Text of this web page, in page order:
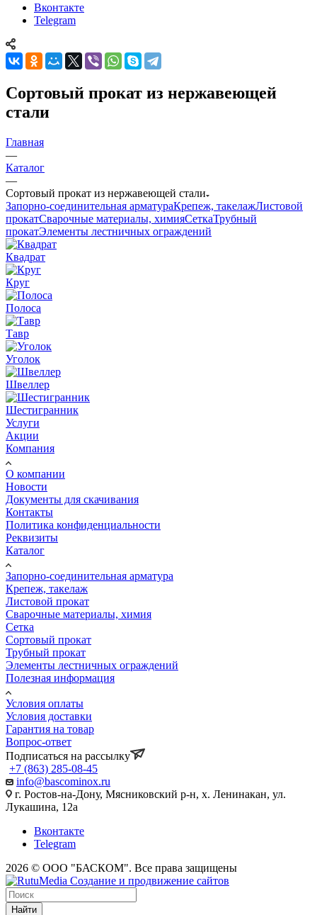
Вконтакте
Telegram
Сортовый прокат из нержавеющей
стали
Главная
—
Каталог
—
Сортовый прокат из нержавеющей стали
Запорно-соединительная арматураКрепеж, такелажЛистовой
прокатСварочные материалы, химияСеткаТрубный
прокатЭлементы лестничных ограждений
Квадрат
Круг
Полоса
Тавр
Уголок
Швеллер
Шестигранник
Услуги
Акции
Компания
О компании
Новости
Документы для скачивания
Контакты
Политика конфиденциальности
Реквизиты
Каталог
Запорно-соединительная арматура
Крепеж, такелаж
Листовой прокат
Сварочные материалы, химия
Сетка
Сортовый прокат
Трубный прокат
Элементы лестничных ограждений
Полезная информация
Условия оплаты
Условия доставки
Гарантия на товар
Вопрос-ответ
Подписаться на рассылку
+7 (863) 285-08-45
info@bascominox.ru
г. Ростов-на-Дону, Мясниковский р-н, х. Ленинакан, ул.
Лукашина, 12а
Вконтакте
Telegram
2026 © ООО "БАСКОМ". Все права защищены
Найти